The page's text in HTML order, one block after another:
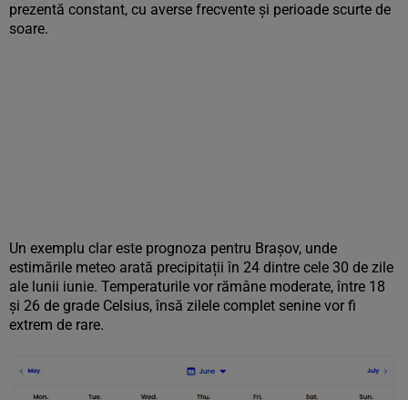
prezentă constant, cu averse frecvente și perioade scurte de
soare.
Un exemplu clar este prognoza pentru Brașov, unde
estimările meteo arată precipitații în 24 dintre cele 30 de zile
ale lunii iunie. Temperaturile vor rămâne moderate, între 18
și 26 de grade Celsius, însă zilele complet senine vor fi
extrem de rare.